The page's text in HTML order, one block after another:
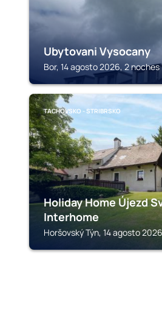
Ubytovani Vysocany
Bor, 14 agosto 2026, 2 noches
TACHOVSKO - STRIBRSKO
Holiday Home Újezd
Interhome
Horšovský Týn, 14 agosto